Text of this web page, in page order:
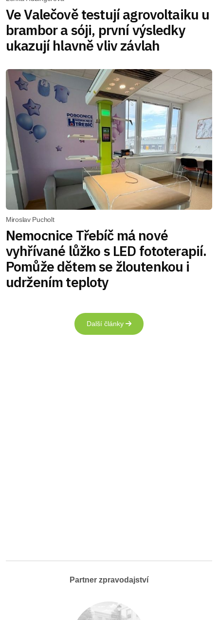
Ve Valečově testují agrovoltaiku u
brambor a sóji, první výsledky
ukazují hlavně vliv závlah
Miroslav Pucholt
Nemocnice Třebíč má nové
vyhřívané lůžko s LED fototerapií.
Pomůže dětem se žloutenkou i
udržením teploty
Další články
Partner zpravodajství